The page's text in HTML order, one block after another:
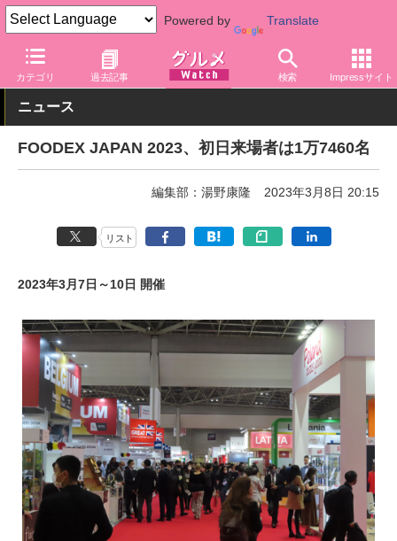
Powered by Translate
カテゴリ 過去記事 検索 Impressサイト
グルメ Watch 業界動向
ニュース
FOODEX JAPAN 2023、初日来場者は1万7460名
編集部：湯野康隆 2023年3月8日 20:15
リスト
2023年3月7日～10日 開催